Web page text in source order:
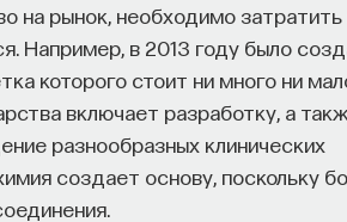
на рынок, необходимо
Например, в 2013 году было
которого стоит ни много ни
включает разработку, а
разнообразных клинических
создает основу, поскольку